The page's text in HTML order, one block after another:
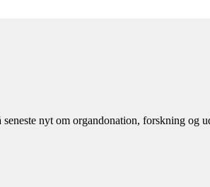
nyt om organdonation, forskning og